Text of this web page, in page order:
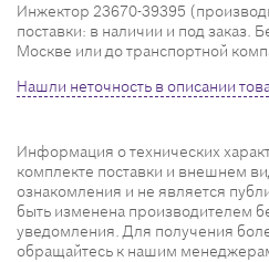
Инжектор 23670-39395
поставки: в наличии и под заказ.
Москве или до транспортной
Нашли неточность в описании
Информация о технических
комплекте поставки и внешнем
ознакомления и не является
быть изменена производителем
уведомления. Для получения
обращайтесь к нашим